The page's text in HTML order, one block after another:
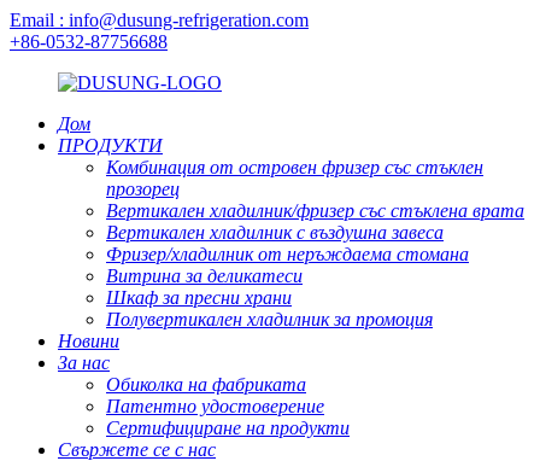
Email : info@dusung-refrigeration.com
+86-0532-87756688
Дом
ПРОДУКТИ
Комбинация от островен фризер със стъклен
прозорец
Вертикален хладилник/фризер със стъклена врата
Вертикален хладилник с въздушна завеса
Фризер/хладилник от неръждаема стомана
Витрина за деликатеси
Шкаф за пресни храни
Полувертикален хладилник за промоция
Новини
За нас
Обиколка на фабриката
Патентно удостоверение
Сертифициране на продукти
Свържете се с нас